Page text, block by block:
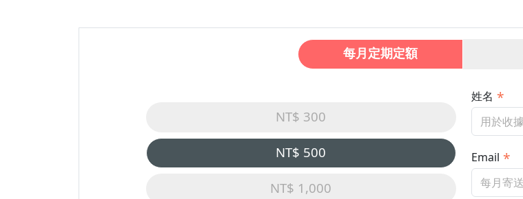
每月定期定額
NT$ 300
NT$ 500
NT$ 1,000
姓名
Email